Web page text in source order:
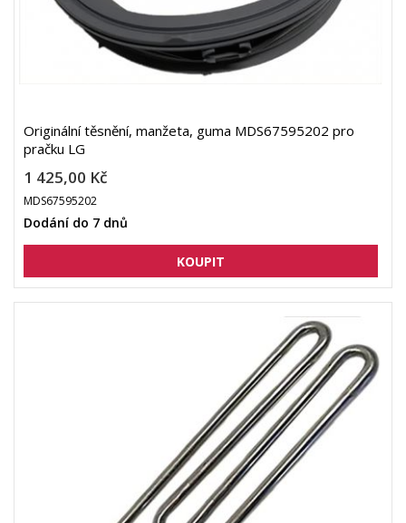
Originální těsnění, manžeta, guma MDS67595202 pro
pračku LG
1 425,00 Kč
MDS67595202
Dodání do 7 dnů